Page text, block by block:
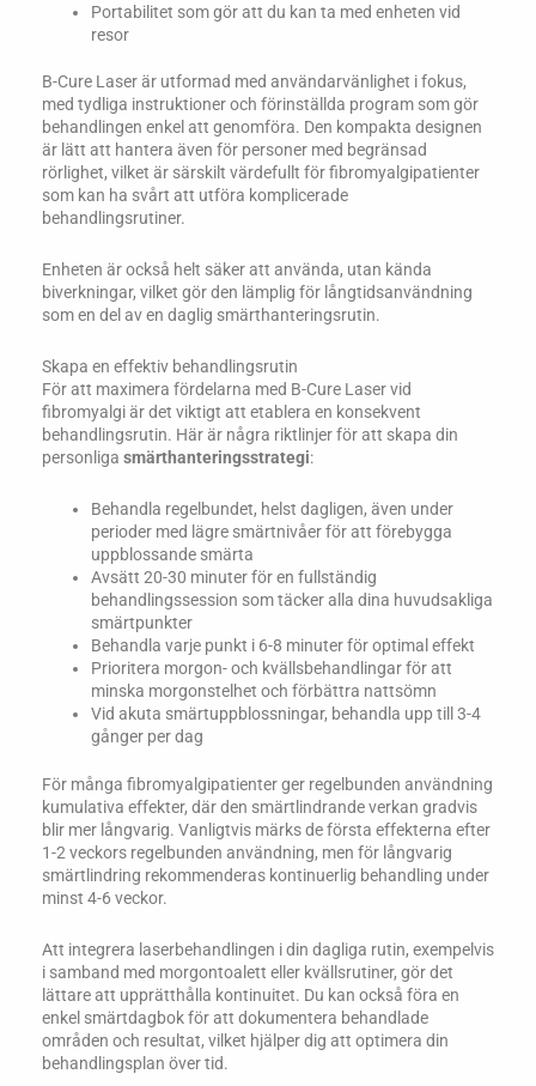
Portabilitet som gör att du kan ta med enheten vid
resor
B-Cure Laser är utformad med användarvänlighet i fokus,
med tydliga instruktioner och förinställda program som gör
behandlingen enkel att genomföra. Den kompakta designen
är lätt att hantera även för personer med begränsad
rörlighet, vilket är särskilt värdefullt för fibromyalgipatienter
som kan ha svårt att utföra komplicerade
behandlingsrutiner.
Enheten är också helt säker att använda, utan kända
biverkningar, vilket gör den lämplig för långtidsanvändning
som en del av en daglig smärthanteringsrutin.
Skapa en effektiv behandlingsrutin
För att maximera fördelarna med B-Cure Laser vid
fibromyalgi är det viktigt att etablera en konsekvent
behandlingsrutin. Här är några riktlinjer för att skapa din
personliga smärthanteringsstrategi:
Behandla regelbundet, helst dagligen, även under
perioder med lägre smärtnivåer för att förebygga
uppblossande smärta
Avsätt 20-30 minuter för en fullständig
behandlingssession som täcker alla dina huvudsakliga
smärtpunkter
Behandla varje punkt i 6-8 minuter för optimal effekt
Prioritera morgon- och kvällsbehandlingar för att
minska morgonstelhet och förbättra nattsömn
Vid akuta smärtuppblossningar, behandla upp till 3-4
gånger per dag
För många fibromyalgipatienter ger regelbunden användning
kumulativa effekter, där den smärtlindrande verkan gradvis
blir mer långvarig. Vanligtvis märks de första effekterna efter
1-2 veckors regelbunden användning, men för långvarig
smärtlindring rekommenderas kontinuerlig behandling under
minst 4-6 veckor.
Att integrera laserbehandlingen i din dagliga rutin, exempelvis
i samband med morgontoalett eller kvällsrutiner, gör det
lättare att upprätthålla kontinuitet. Du kan också föra en
enkel smärtdagbok för att dokumentera behandlade
områden och resultat, vilket hjälper dig att optimera din
behandlingsplan över tid.